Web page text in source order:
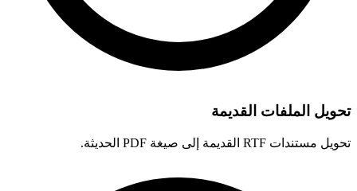
تحويل الملفات القديمة
تحويل مستندات RTF القديمة إلى صيغة PDF الحديثة.